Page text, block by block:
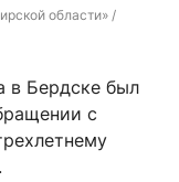
области» /
в Бердске был
с